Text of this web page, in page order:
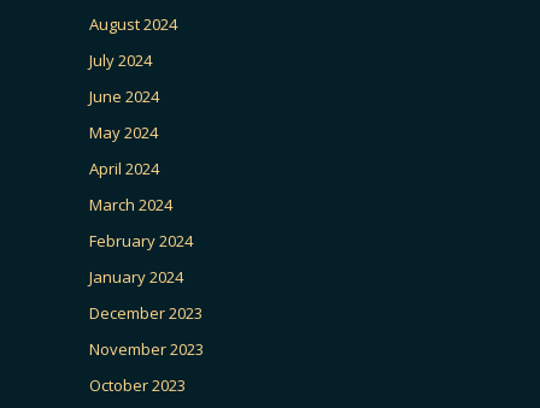
August 2024
July 2024
June 2024
May 2024
April 2024
March 2024
February 2024
January 2024
December 2023
November 2023
October 2023